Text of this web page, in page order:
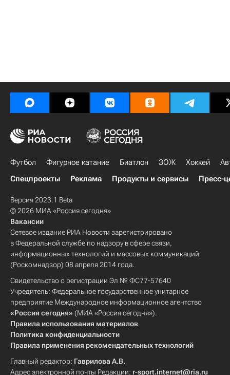
Футбол Фигурное катание Биатлон ЗОЖ Хоккей
Спецпроекты
Реклама Продукты и сервисы Пресс-
Версия 2023.1 Beta
© 2026 МИА «Россия сегодня»
Вакансии
Сетевое издание РИА Новости зарегистрировано
в Федеральной службе по надзору в сфере связи,
информационных технологий и массовых коммуникаций
(Роскомнадзор) 08 апреля 2014 года.
Свидетельство о регистрации Эл № ФС77-57640
Учредитель: Федеральное государственное унитарное
предприятие Международное информационное агентство
«Россия сегодня» (МИА «Россия сегодня»).
Правила использования материалов
Политика конфиденциальности
Правила применения рекомендательных технологий
Главный редактор: Гаврилова А.В.
Адрес электронной почты Редакции: r-sport.internet@ria.ru